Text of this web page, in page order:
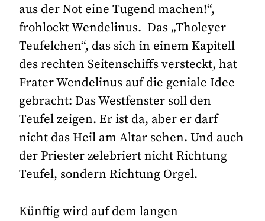
aus der Not eine Tugend machen!“,
frohlockt Wendelinus. Das „Tholeyer
Teufelchen“, das sich in einem Kapitell
des rechten Seitenschiffs versteckt, hat
Frater Wendelinus auf die geniale Idee
gebracht: Das Westfenster soll den
Teufel zeigen. Er ist da, aber er darf
nicht das Heil am Altar sehen. Und auch
der Priester zelebriert nicht Richtung
Teufel, sondern Richtung Orgel.
Künftig wird auf dem langen